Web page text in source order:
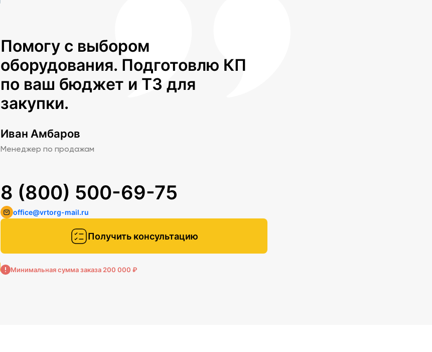
Помогу с выбором
оборудования. Подготовлю КП
по ваш бюджет и ТЗ для
закупки.
Иван Амбаров
Менеджер по продажам
Получить консультацию
8 (800) 500-69-75
office@vrtorg-mail.ru
Минимальная сумма заказа 200 000 ₽